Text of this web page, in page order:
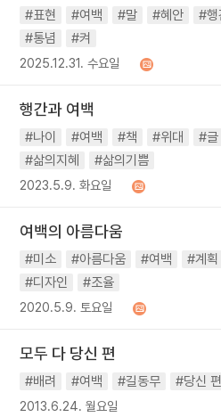
#표현 #여백 #말 #혜안 #행
#통념
#켜
2025.12.31. 수요일
행간과 여백
#나이 #여백 #책 #위대 #글
#삶의지혜
#삶의기쁨
2023.5.9. 화요일
여백의 아름다움
#미소 #아름다움 #여백 #계획
#디자인
#조율
2020.5.9. 토요일
모두 다 당신 편
#배려 #여백 #길동무 #당신 편
2013.6.24. 월요일